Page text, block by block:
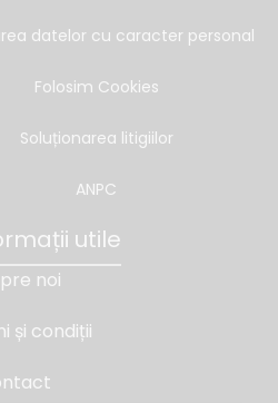
datelor cu caracter personal
Folosim Cookies
Soluționarea litigiilor
ANPC
utile
noi
și condiții